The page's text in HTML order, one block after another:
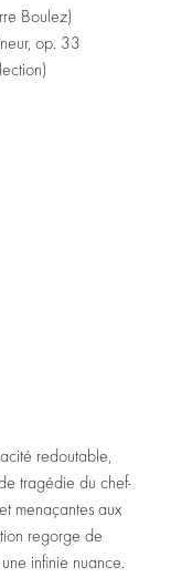
Boulez)
op. 33
redoutable,
tragédie du chef-
menaçantes aux
regorge de
infinie nuance.